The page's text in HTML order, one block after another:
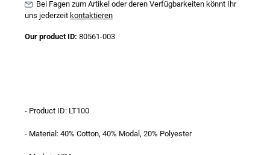
Bei Fagen zum Artikel oder deren Verfügbarkeiten könnt Ihr
uns jederzeit kontaktieren
Our product ID: 80561-003
- Product ID: LT100
- Material: 40% Cotton, 40% Modal, 20% Polyester